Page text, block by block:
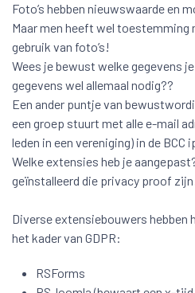
Foto’s hebben nieuwswaarde en
Maar men heeft wel toestemming
gebruik van foto’s!
Wees je bewust welke gegevens
gegevens wel allemaal nodig??
Een ander puntje van
een groep stuurt met alle e-mail
leden in een vereniging) in de BCC
Welke extensies heb je
geïnstalleerd die privacy proof
Diverse extensiebouwers hebben
het kader van GDPR:
RSForms